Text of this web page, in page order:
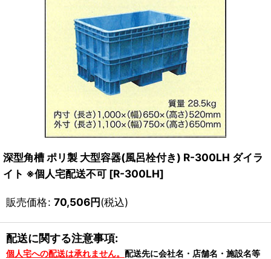
深型角槽 ポリ製 大型容器(風呂栓付き) R-300LH ダイラ
イト ※個人宅配送不可 [R-300LH]
販売価格: 70,506円(税込)
配送に関する注意事項:
個人宅への配送は承れません。 配送先に会社名・店舗名・施設名等